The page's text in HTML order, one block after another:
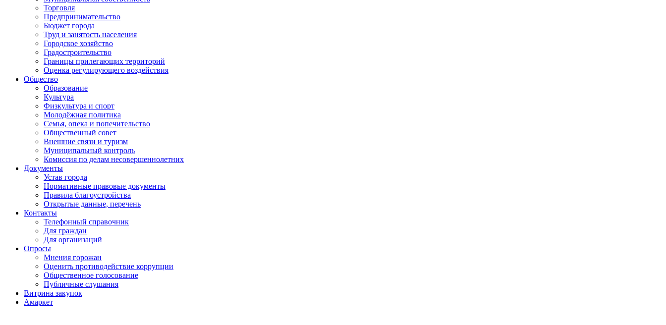
Торговля
Предпринимательство
Бюджет города
Труд и занятость населения
Городское хозяйство
Градостроительство
Границы прилегающих территорий
Оценка регулирующего воздействия
Общество
Образование
Культура
Физкультура и спорт
Молодёжная политика
Семья, опека и попечительство
Общественный совет
Внешние связи и туризм
Муниципальный контроль
Комиссия по делам несовершеннолетних
Документы
Устав города
Нормативные правовые документы
Правила благоустройства
Открытые данные, перечень
Контакты
Телефонный справочник
Для граждан
Для организаций
Опросы
Мнения горожан
Оценить противодействие коррупции
Общественное голосование
Публичные слушания
Витрина закупок
Амаркет